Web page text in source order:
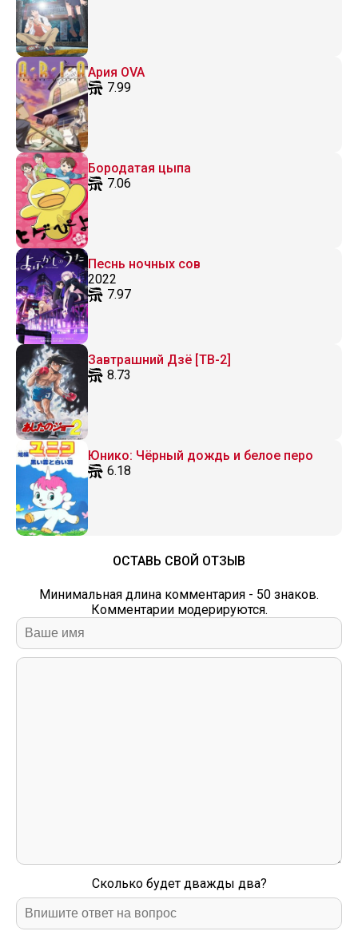
Ария OVA
7.99
Бородатая цыпа
7.06
Песнь ночных сов
2022
7.97
Завтрашний Дзё [ТВ-2]
8.73
Юнико: Чёрный дождь и белое перо
6.18
ОСТАВЬ СВОЙ ОТЗЫВ
Минимальная длина комментария - 50 знаков.
Комментарии модерируются.
Сколько будет дважды два?